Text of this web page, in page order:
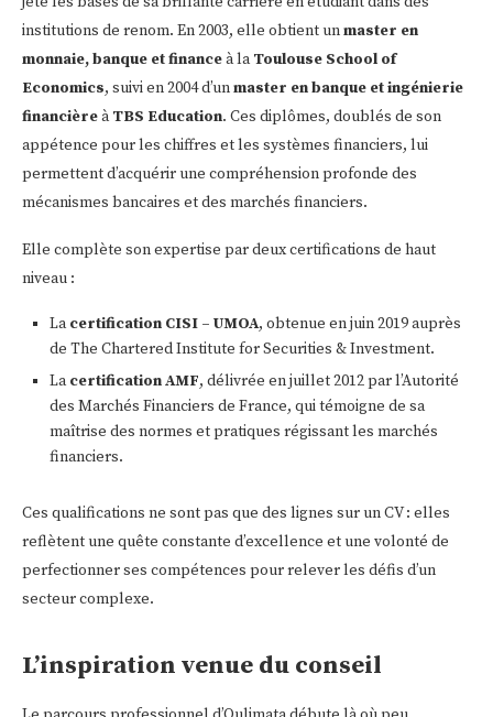
institutions de renom. En 2003, elle obtient unmaster en
monnaie, banque et financeà laToulouse School of
Economics, suivi en 2004 d’unmaster en banque et ingénierie
financièreàTBS Education. Ces diplômes, doublés de son
appétence pour les chiffres et les systèmes financiers, lui
permettent d’acquérir une compréhension profonde des
mécanismes bancaires et des marchés financiers.
Elle complète son expertise par deux certifications de haut
niveau :
Lacertification CISI – UMOA, obtenue en juin 2019 auprès
de The Chartered Institute for Securities & Investment.
Lacertification AMF, délivrée en juillet 2012 par l’Autorité
des Marchés Financiers de France, qui témoigne de sa
maîtrise des normes et pratiques régissant les marchés
financiers.
Ces qualifications ne sont pas que des lignes sur un CV : elles
reflètent une quête constante d’excellence et une volonté de
perfectionner ses compétences pour relever les défis d’un
secteur complexe.
L’inspiration venue du conseil